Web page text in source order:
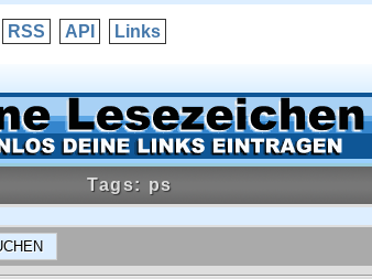
RSS API Links
Tags: ps